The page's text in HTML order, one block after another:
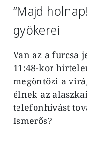
“Majd
gyökerei
Van az a furcsa
11:48-kor
megöntözi a
élnek az
telefonhívást
Ismerős?